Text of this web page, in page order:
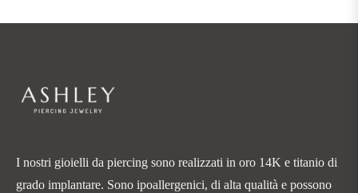
I nostri gioielli da piercing sono realizzati in oro 14K e titanio di
grado implantare. Sono ipoallergenici, di alta qualità e possono